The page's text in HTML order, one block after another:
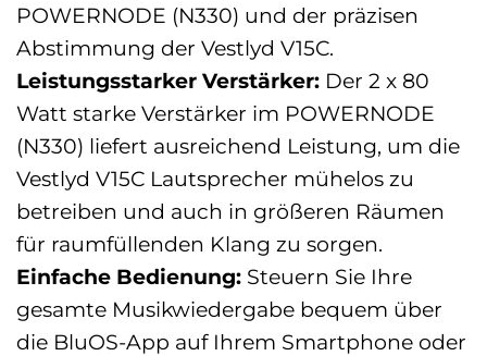
POWERNODE (N330) und der präzisen
Abstimmung der Vestlyd V15C.
Leistungsstarker Verstärker: Der 2 x 80
Watt starke Verstärker im POWERNODE
(N330) liefert ausreichend Leistung, um die
Vestlyd V15C Lautsprecher mühelos zu
betreiben und auch in größeren Räumen
für raumfüllenden Klang zu sorgen.
Einfache Bedienung: Steuern Sie Ihre
gesamte Musikwiedergabe bequem über
die BluOS-App auf Ihrem Smartphone oder